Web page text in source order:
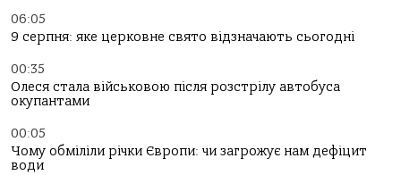
06:05
9 серпня: яке церковне свято відзначають сьогодні
00:35
Олеся стала військовою після розстрілу автобуса
окупантами
00:05
Чому обміліли річки Європи: чи загрожує нам дефіцит
води